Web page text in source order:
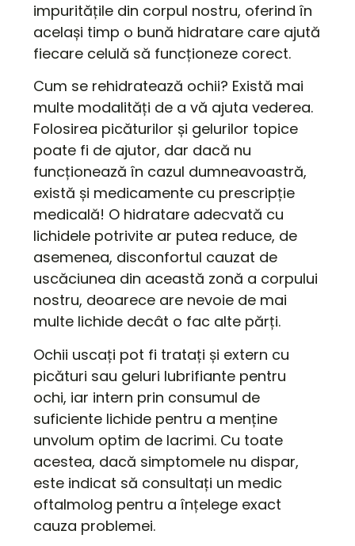
impuritățile din corpul nostru, oferind în
același timp o bună hidratare care ajută
fiecare celulă să funcționeze corect.
Cum se rehidratează ochii? Există mai
multe modalități de a vă ajuta vederea.
Folosirea picăturilor și gelurilor topice
poate fi de ajutor, dar dacă nu
funcționează în cazul dumneavoastră,
există și medicamente cu prescripție
medicală! O hidratare adecvată cu
lichidele potrivite ar putea reduce, de
asemenea, disconfortul cauzat de
uscăciunea din această zonă a corpului
nostru, deoarece are nevoie de mai
multe lichide decât o fac alte părți.
Ochii uscați pot fi tratați și extern cu
picături sau geluri lubrifiante pentru
ochi, iar intern prin consumul de
suficiente lichide pentru a menține
unvolum optim de lacrimi. Cu toate
acestea, dacă simptomele nu dispar,
este indicat să consultați un medic
oftalmolog pentru a înțelege exact
cauza problemei.